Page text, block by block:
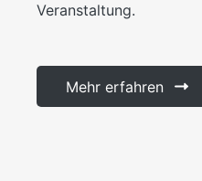
Veranstaltung.
Mehr erfahren